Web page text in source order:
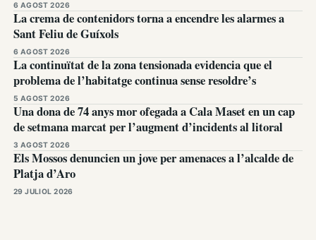
6 AGOST 2026
La crema de contenidors torna a encendre les alarmes a
Sant Feliu de Guíxols
6 AGOST 2026
La continuïtat de la zona tensionada evidencia que el
problema de l’habitatge continua sense resoldre’s
5 AGOST 2026
Una dona de 74 anys mor ofegada a Cala Maset en un cap
de setmana marcat per l’augment d’incidents al litoral
3 AGOST 2026
Els Mossos denuncien un jove per amenaces a l’alcalde de
Platja d’Aro
29 JULIOL 2026